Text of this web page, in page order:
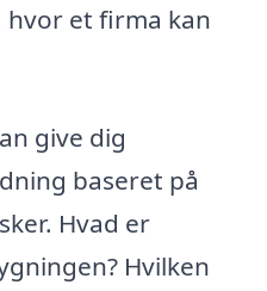
hvor et firma kan
give dig
baseret på
Hvad er
Hvilken